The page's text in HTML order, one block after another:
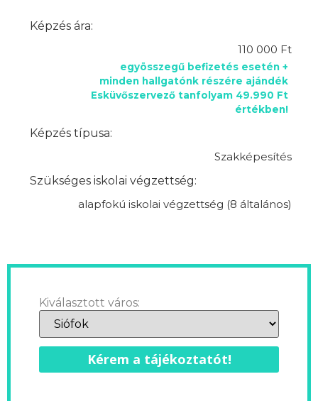
Képzés ára:
110 000 Ft
egyösszegű befizetés esetén +
minden hallgatónk részére ajándék
Esküvőszervező tanfolyam 49.990 Ft
értékben!
Képzés típusa:
Szakképesítés
Szükséges iskolai végzettség:
alapfokú iskolai végzettség (8 általános)
Kiválasztott város:
Kérem a tájékoztatót!